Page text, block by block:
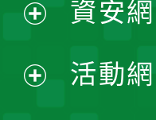
選
單
開
選
開
資安
活動